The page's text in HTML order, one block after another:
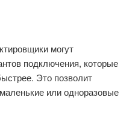
могут
подключения, которые
Это позволит
или одноразовые